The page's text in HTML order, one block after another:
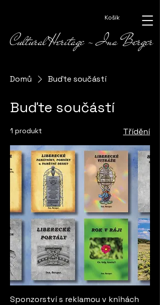
Cultural Heritage - Ina Berger
Košík
Domů Buďte součástí
Buďte součástí
1 produkt Třídění
Sponzorství s reklamou v knihách